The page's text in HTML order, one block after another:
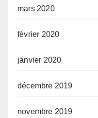
mars 2020
février 2020
janvier 2020
décembre 2019
novembre 2019